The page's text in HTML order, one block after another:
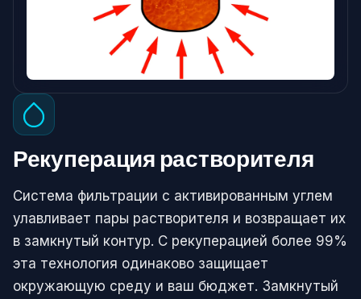
Рекуперация растворителя
Система фильтрации с активированным углем
улавливает пары растворителя и возвращает их
в замкнутый контур. С рекуперацией более 99%
эта технология одинаково защищает
окружающую среду и ваш бюджет. Замкнутый